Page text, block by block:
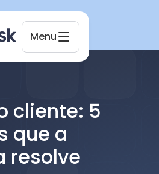
Menu
cliente: 5
que a
resolve